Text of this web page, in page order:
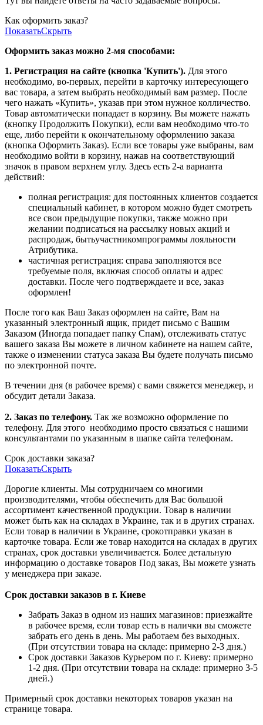
Как оформить заказ?
ПоказатьСкрыть
Оформить заказ можно 2-мя способами:
1. Регистрация на сайте (кнопка 'Купить'). Для этого
необходимо, во-первых, перейти в карточку интересующего
вас товара, а затем выбрать необходимый вам размер. После
чего нажать «Купить», указав при этом нужное колличество.
Товар автоматически попадает в корзину. Вы можете нажать
(кнопку Продолжить Покупки), если вам необходимо что-то
еще, либо перейти к окончательному оформлению заказа
(кнопка Оформить Заказ). Если все товары уже выбраны, вам
необходимо войти в корзину, нажав на соответствующий
значок в правом верхнем углу. Здесь есть 2-а варианта
действий:
полная регистрация: для постоянных клиентов создается
специальный кабинет, в котором можно будет смотреть
все свои предыдущие покупки, также можно при
желании подписаться на рассылку новых акций и
распродаж, бытьучастникомпрограммы лояльности
Атрибутика.
частичная регистрация: справа заполняются все
требуемые поля, включая способ оплаты и адрес
доставки. После чего подтверждаете и все, заказ
оформлен!
После того как Ваш Заказ оформлен на сайте, Вам на
указанный электронный ящик, придет письмо с Вашим
Заказом (Иногда попадает папку Спам), отслеживать статус
вашего заказа Вы можете в личном кабинете на нашем сайте,
также о изменении статуса заказа Вы будете получать письмо
по электронной почте.
В течении дня (в рабочее время) с вами свяжется менеджер, и
обсудит детали Заказа.
2. Заказ по телефону. Так же возможно оформление по
телефону. Для этого необходимо просто связаться с нашими
консультантами по указанным в шапке сайта телефонам.
Срок доставки заказа?
ПоказатьСкрыть
Дорогие клиенты. Мы сотрудничаем со многими
производителями, чтобы обеспечить для Вас большой
ассортимент качественной продукции. Товар в наличии
может быть как на складах в Украине, так и в других странах.
Если товар в наличии в Украине, срокотправки указан в
карточке товара. Если же товар находится на складах в других
странах, срок доставки увеличивается. Более детальную
информацию о доставке товаров Под заказ, Вы можете узнать
у менеджера при заказе.
Срок доставки заказов в г. Киеве
Забрать Заказ в одном из наших магазинов: приезжайте
в рабочее время, если товар есть в налички вы сможете
забрать его день в день. Мы работаем без выходных.
(При отсутствии товара на складе: примерно 2-3 дня.)
Срок доставки Заказов Курьером по г. Киеву: примерно
1-2 дня. (При отсутствии товара на складе: примерно 3-5
дней.)
Примерный срок доставки некоторых товаров указан на
странице товара.